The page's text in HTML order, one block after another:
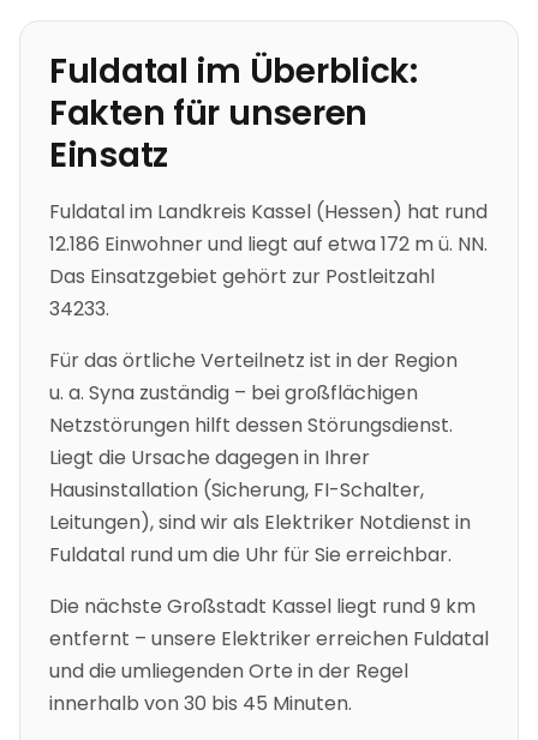
Fuldatal im Überblick:
Fakten für unseren
Einsatz
Fuldatalim Landkreis Kassel (Hessen) hat rund
12.186 Einwohnerund liegt auf etwa 172 m ü. NN.
Das Einsatzgebiet gehört zur Postleitzahl
34233.
Für das örtliche Verteilnetz ist in der Region
u. a. Syna zuständig – bei großflächigen
Netzstörungen hilft dessen Störungsdienst.
Liegt die Ursache dagegen in Ihrer
Hausinstallation (Sicherung, FI-Schalter,
Leitungen), sind wir als Elektriker Notdienst in
Fuldatal rund um die Uhr für Sie erreichbar.
Die nächste Großstadt Kassel liegt rund9 km
entfernt – unsere Elektriker erreichen Fuldatal
und die umliegenden Orte in der Regel
innerhalb von 30 bis 45 Minuten.